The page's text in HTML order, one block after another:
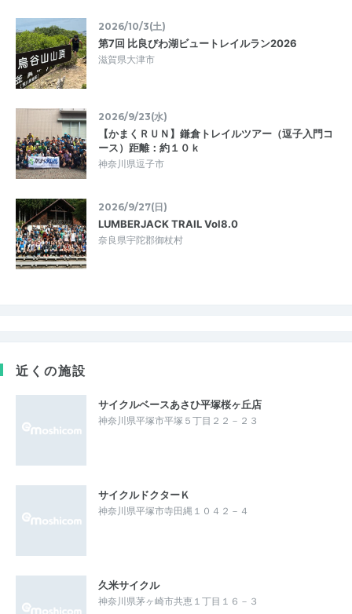
2026/10/3(土)
第7回 比良びわ湖ビュートレイルラン2026
滋賀県大津市
2026/9/23(水)
【かまくＲＵＮ】鎌倉トレイルツアー（逗子入門コ
ース）距離：約１０ｋ
神奈川県逗子市
2026/9/27(日)
LUMBERJACK TRAIL Vol8.0
奈良県宇陀郡御杖村
近くの施設
サイクルベースあさひ平塚桜ヶ丘店
神奈川県平塚市平塚５丁目２２－２３
サイクルドクターＫ
神奈川県平塚市寺田縄１０４２－４
久米サイクル
神奈川県茅ヶ崎市共恵１丁目１６－３